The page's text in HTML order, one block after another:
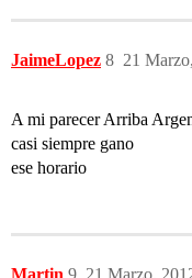
JaimeLopez 21
8
A mi parecer Arriba
casi siempre gano
ese horario